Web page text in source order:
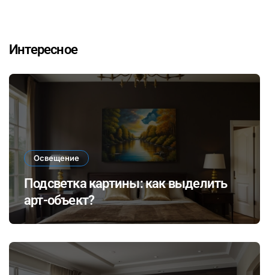
Интересное
Освещение
Подсветка картины: как выделить
арт-объект?